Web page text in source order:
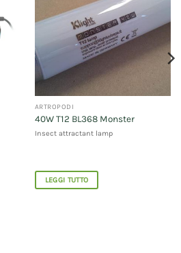
ARTROPODI
40W T12 BL368 Monster
Insect attractant lamp
LEGGI TUTTO